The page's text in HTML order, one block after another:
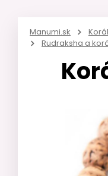
Manumi.sk
Rudraksha a